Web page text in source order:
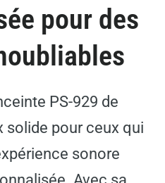
pour des
PS-929 de
solide pour ceux qui
sonore